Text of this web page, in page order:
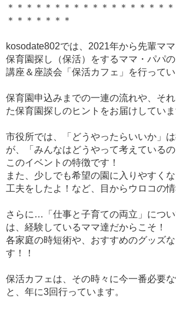
＊＊＊＊＊＊＊＊＊＊＊＊＊＊＊＊＊
＊＊＊＊＊＊＊
kosodate802では、2021年から先輩マ
保育園探し（保活）をするママ・パパ
講座＆座談会「保活カフェ」を行ってい
保育園申込みまでの一連の流れや、そ
た保育園探しのヒントをお届けしていま
市役所では、「どうやったらいいか」
が、「みんなはどうやって考えている
このイベントの特徴です！
また、少しでも希望の園に入りやすく
工夫をしたよ！など、目からウロコの情
さらに…「仕事と子育ての両立」につ
は、経験しているママ達だからこそ！
各家庭の時短術や、おすすめのグッズ
す！！
保活カフェは、その時々に今一番必要
と、年に3回行っています。